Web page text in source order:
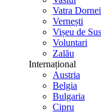
Vatra Dornei
Vernești
Vișeu de Sus
Voluntari
Zalău
Internațional
Austria
Belgia
Bulgaria
Cipru